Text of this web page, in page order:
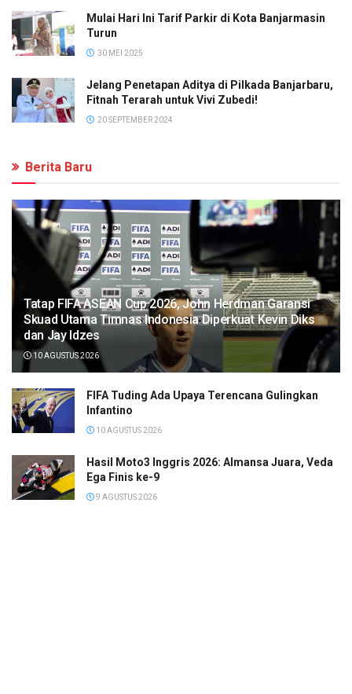
Mulai Hari Ini Tarif Parkir di Kota Banjarmasin
Turun
30 MEI 2025
Jelang Penetapan Aditya di Pilkada Banjarbaru,
Fitnah Terarah untuk Vivi Zubedi!
20 SEPTEMBER 2024
Berita Baru
Tatap FIFA ASEAN Cup 2026, John Herdman Garansi
Skuad Utama Timnas Indonesia Diperkuat Kevin Diks
dan Jay Idzes
10 AGUSTUS 2026
FIFA Tuding Ada Upaya Terencana Gulingkan
Infantino
10 AGUSTUS 2026
Hasil Moto3 Inggris 2026: Almansa Juara, Veda
Ega Finis ke-9
9 AGUSTUS 2026